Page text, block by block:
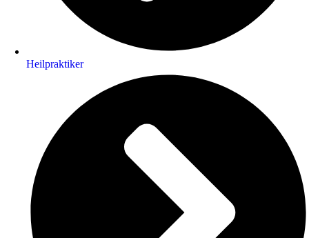
Heilpraktiker